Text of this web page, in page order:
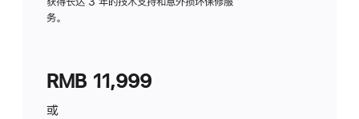
务。
RMB 11,999
或